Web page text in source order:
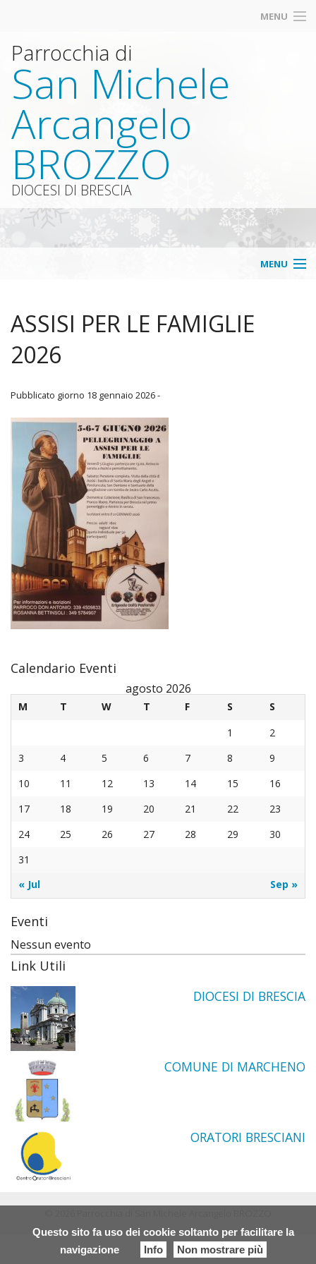
Questo sito fa uso dei cookie soltanto per facilitare la
navigazione
Info Non mostrare più
MENU
Parrocchia di
San Michele
Arcangelo
BROZZO
DIOCESI DI BRESCIA
MENU
Parrocchia
Beato Giovanni Fausti
Gruppo Sportivo Parrocchiale
Contatti
ASSISI PER LE FAMIGLIE
2026
Pubblicato giorno 18 gennaio 2026 -
Calendario Eventi
agosto 2026
M T W T F S
S
1
2
3
4 5 6 7 8
9
10
11 12 13 14 15
16
17
18 19 20 21 22
23
24
25 26 27 28 29
30
31
« Jul
Sep »
Eventi
Nessun evento
Link Utili
DIOCESI DI BRESCIA
COMUNE DI MARCHENO
ORATORI BRESCIANI